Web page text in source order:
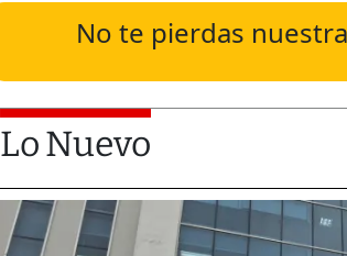
No te pierdas
Lo Nuevo